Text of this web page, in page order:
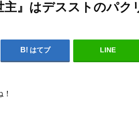
』はデスストのパク
はてブ LINE